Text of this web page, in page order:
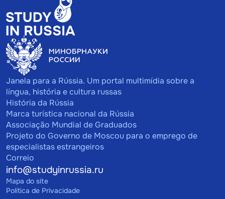
Janela para a Rússia. Um portal multimídia sobre a
língua, história e cultura russas
História da Rússia
Marca turística nacional da Rússia
Associação Mundial de Graduados
Projeto do Governo de Moscou para o emprego de
especialistas estrangeiros
Correio
info@studyinrussia.ru
Mapa do site
Política de Privacidade